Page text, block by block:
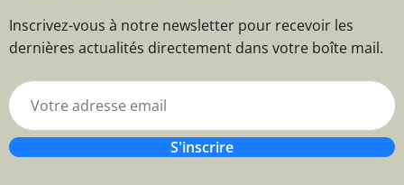
Inscrivez-vous à notre newsletter pour recevoir les
dernières actualités directement dans votre boîte mail.
S'inscrire